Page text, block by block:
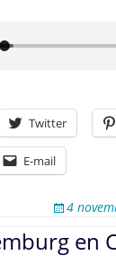
Twitter
E-mail
4
en